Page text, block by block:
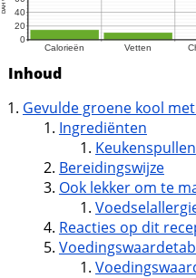
Inhoud
Gevulde groene kool
Ingrediënten
Keukenspullen
Bereidingswijze
Ook lekker om te
Reacties op dit